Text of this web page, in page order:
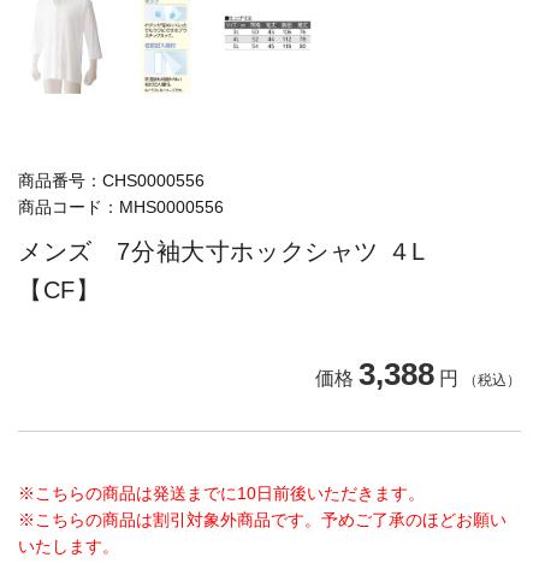
商品番号： CHS0000556
商品コード： MHS0000556
メンズ 7分袖大寸ホックシャツ ４L
【CF】
価格 3,388 円 （税込）
※こちらの商品は発送までに10日前後いただきます。
※こちらの商品は割引対象外商品です。予めご了承のほどお願い
いたします。